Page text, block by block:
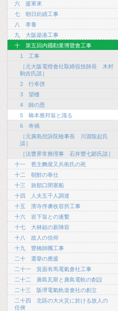
六 援軍來
七 朝日紡績工事
八 孝養
九 大阪築港工事
十 第五回内國勸業博覽會工事
1 工事
［元大阪電燈會社取締役技師長 木村
駒吉氏談］
2 行幸啓
3 望樓
4 師の恩
5 橋本雅邦翁と識る
6 奇禍
［元廣島控訴院檢事長 川淵龍起氏
談］
［法曹界常務理事 石井豐七郞氏談］
十一 舊主麴屋又兵衛氏の死
十二 朝鮮の奉仕
十三 旅順口閉塞船
十四 人夫五千人調達
十五 濱寺俘虜收容所工事
十六 岩下翁との連繫
十七 大林組の新陣容
十八 故人の信仰
十九 豐橋師團工事
二十 選擧の應援
二十一 箕面有馬電氣會社工事
二十二 廣島瓦斯と廣島電軌の創設
二十三 阪堺電氣軌道會社の創立
二十四 北區の大火災に於ける故人の
任俠